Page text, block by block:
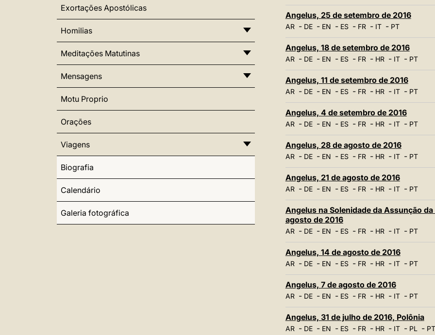
Exortações Apostólicas
Homilias
Meditações Matutinas
Mensagens
Motu Proprio
Orações
Viagens
Biografia
Calendário
Galeria fotográfica
Angelus, 25 de setembro de 2016
AR- DE- EN - ES- FR- IT- PT
Angelus, 18 de setembro de 2016
AR- DE- EN - ES- FR- HR- IT- PT
Angelus, 11 de setembro de 2016
AR- DE- EN - ES- FR- HR- IT- PT
Angelus, 4 de setembro de 2016
AR- DE- EN - ES- FR- HR- IT- PT
Angelus, 28 de agosto de 2016
AR- DE- EN - ES- FR- HR- IT- PT
Angelus, 21 de agosto de 2016
AR- DE- EN - ES- FR- HR- IT- PT
Angelus na Solenidade da Assunção
agosto de 2016
AR- DE- EN - ES- FR- HR- IT- PT
Angelus, 14 de agosto de 2016
AR- DE- EN - ES- FR- HR- IT- PT
Angelus, 7 de agosto de 2016
AR- DE- EN - ES- FR- HR- IT- PT
Angelus, 31 de julho de 2016, Polônia
AR- DE- EN - ES- FR- HR- IT- PL- PT